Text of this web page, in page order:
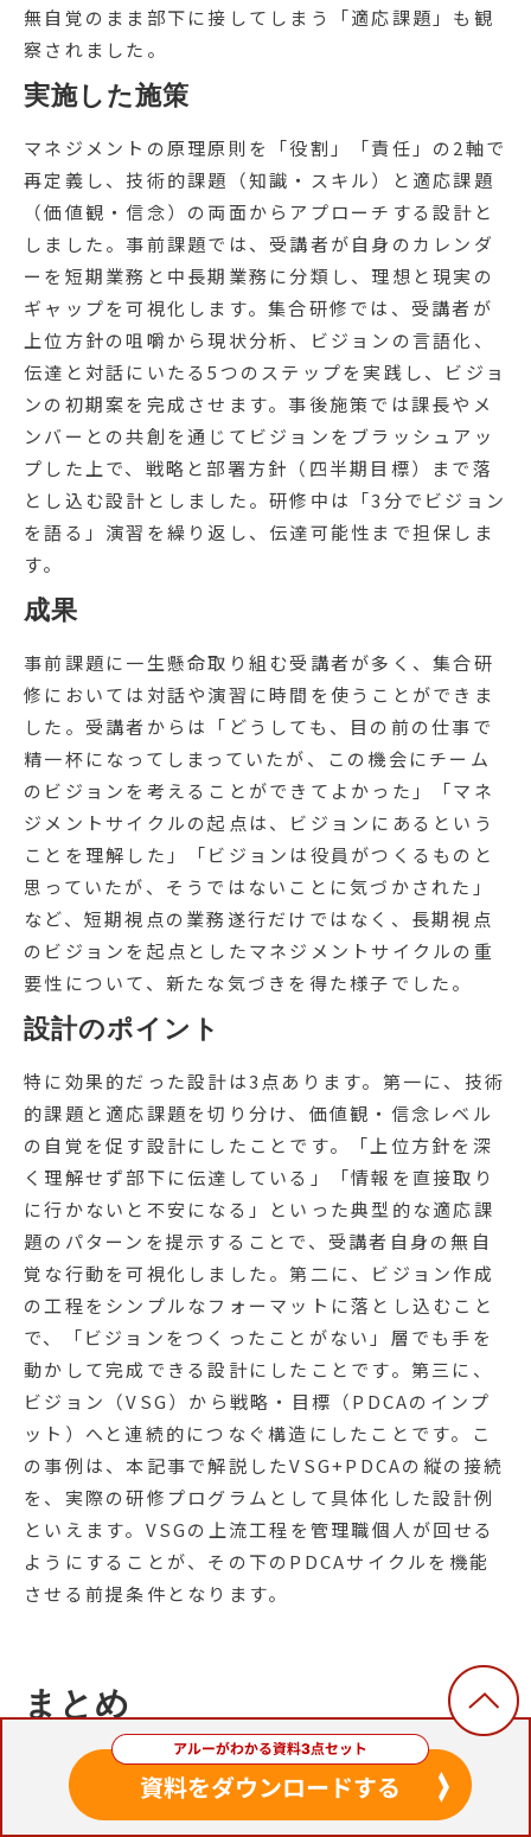
無自覚のまま部下に接してしまう「適応課題」も観
察されました。
実施した施策
マネジメントの原理原則を「役割」「責任」の2軸で
再定義し、技術的課題（知識・スキル）と適応課題
（価値観・信念）の両面からアプローチする設計と
しました。事前課題では、受講者が自身のカレンダ
ーを短期業務と中長期業務に分類し、理想と現実の
ギャップを可視化します。集合研修では、受講者が
上位方針の咀嚼から現状分析、ビジョンの言語化、
伝達と対話にいたる5つのステップを実践し、ビジョ
ンの初期案を完成させます。事後施策では課長やメ
ンバーとの共創を通じてビジョンをブラッシュアッ
プした上で、戦略と部署方針（四半期目標）まで落
とし込む設計としました。研修中は「3分でビジョン
を語る」演習を繰り返し、伝達可能性まで担保しま
す。
成果
事前課題に一生懸命取り組む受講者が多く、集合研
修においては対話や演習に時間を使うことができま
した。受講者からは「どうしても、目の前の仕事で
精一杯になってしまっていたが、この機会にチーム
のビジョンを考えることができてよかった」「マネ
ジメントサイクルの起点は、ビジョンにあるという
ことを理解した」「ビジョンは役員がつくるものと
思っていたが、そうではないことに気づかされた」
など、短期視点の業務遂行だけではなく、長期視点
のビジョンを起点としたマネジメントサイクルの重
要性について、新たな気づきを得た様子でした。
設計のポイント
特に効果的だった設計は3点あります。第一に、技術
的課題と適応課題を切り分け、価値観・信念レベル
の自覚を促す設計にしたことです。「上位方針を深
く理解せず部下に伝達している」「情報を直接取り
に行かないと不安になる」といった典型的な適応課
題のパターンを提示することで、受講者自身の無自
覚な行動を可視化しました。第二に、ビジョン作成
の工程をシンプルなフォーマットに落とし込むこと
で、「ビジョンをつくったことがない」層でも手を
動かして完成できる設計にしたことです。第三に、
ビジョン（VSG）から戦略・目標（PDCAのインプ
ット）へと連続的につなぐ構造にしたことです。こ
の事例は、本記事で解説したVSG+PDCAの縦の接続
を、実際の研修プログラムとして具体化した設計例
といえます。VSGの上流工程を管理職個人が回せる
ようにすることが、その下のPDCAサイクルを機能
させる前提条件となります。
まとめ
マネジメントサイクルとは、業務目標を達成するた
めに計画・実行・評価・改善などのプロセスを繰り
返し回す管理手法の総称で、代表的なものに